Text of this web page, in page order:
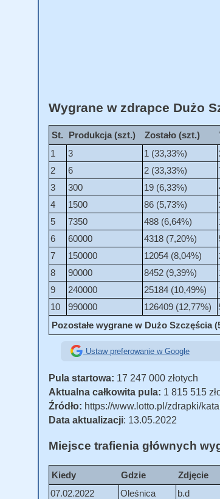
Wygrane w zdrapce Dużo
St. Produkcja (szt.) Zostało (szt.)
1
3 1 (33,33%)
2
6 2 (33,33%)
3
300 19 (6,33%)
4
1500 86 (5,73%)
5
7350 488 (6,64%)
6
60000 4318 (7,20%)
7
150000 12054 (8,04%)
8
90000 8452 (9,39%)
9
240000 25184 (10,49%)
10
990000 126409 (12,77%)
Pozostałe wygrane w Dużo Szczęścia
Ustaw preferowanie w Google
Pula startowa: 17 247 000 złotych
Aktualna całkowita pula: 1 815 515
Źródło: https://www.lotto.pl/zdrapki/
Data aktualizacji: 13.05.2022
Miejsce trafienia głównych
Kiedy Gdzie
Zdjęcie
07.02.2022
Oleśnica
b.d